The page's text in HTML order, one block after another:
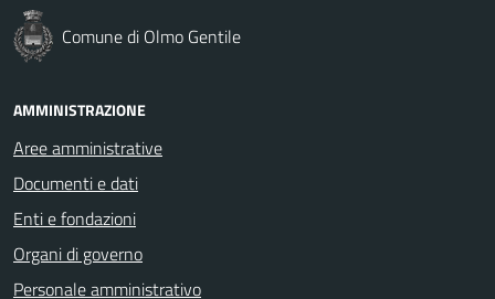
Comune di Olmo Gentile
AMMINISTRAZIONE
Aree amministrative
Documenti e dati
Enti e fondazioni
Organi di governo
Personale amministrativo